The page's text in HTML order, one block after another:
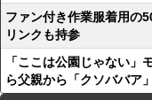
ファン付き作業服着用の
リンクも持参
「ここは公園じゃない」
ら父親から「クソババア